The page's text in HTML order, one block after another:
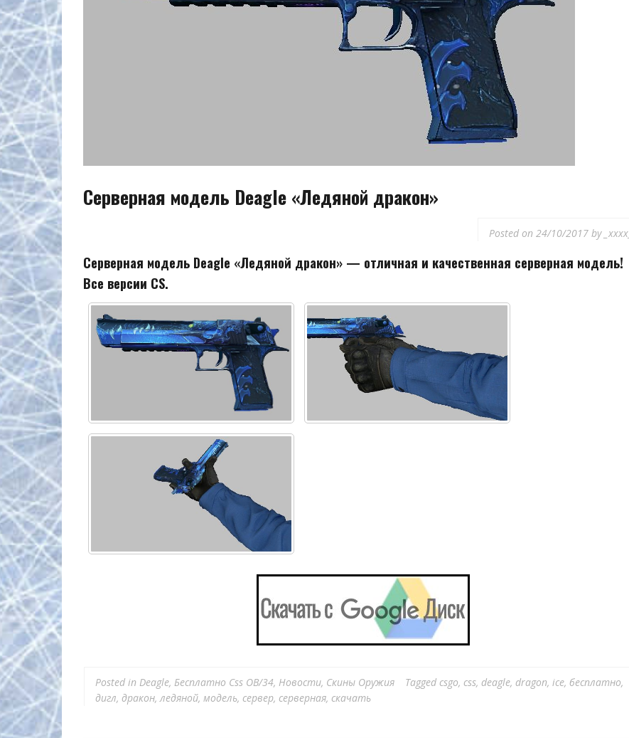
Серверная модель Deagle «Ледяной дракон»
Posted on 24/10/2017by _xxxx_
Серверная модель Deagle «Ледяной дракон» — отличная и качественная серверная модель!
Все версии CS.
Posted in Deagle, Бесплатно Css OB/34, Новости, Скины Оружия Tagged csgo, css, deagle, dragon, ice, бесплатно,
дигл, дракон,ледяной, модель, сервер, серверная, скачать